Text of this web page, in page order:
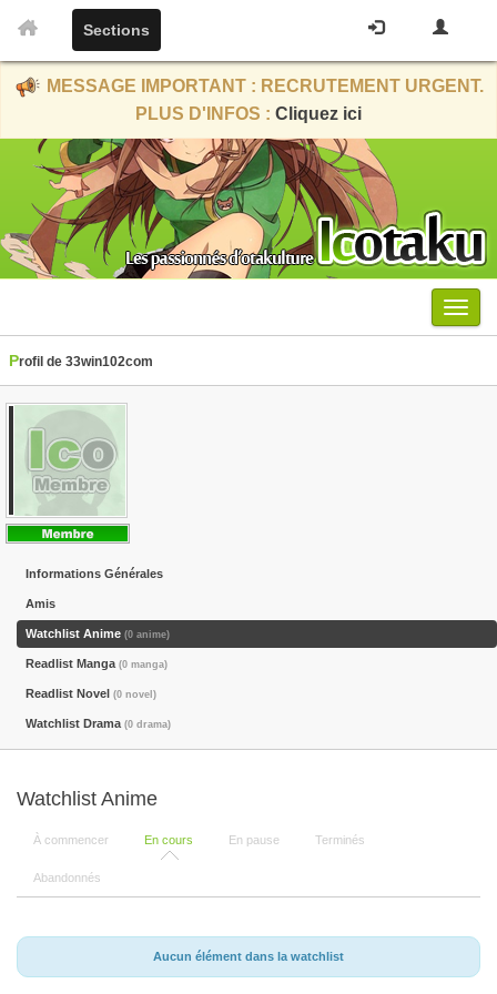
Sections
MESSAGE IMPORTANT : RECRUTEMENT URGENT.
PLUS D'INFOS : Cliquez ici
Menu
Profil de 33win102com
Informations Générales
Amis
Watchlist Anime (0 anime)
Readlist Manga (0 manga)
Readlist Novel (0 novel)
Watchlist Drama (0 drama)
Watchlist Anime
À commencer En cours En pause Terminés
Abandonnés
Aucun élément dans la watchlist